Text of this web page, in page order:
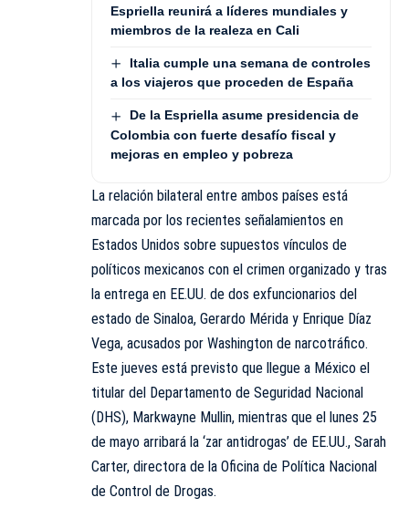
Espriella reunirá a líderes mundiales y
miembros de la realeza en Cali
Italia cumple una semana de controles
a los viajeros que proceden de España
De la Espriella asume presidencia de
Colombia con fuerte desafío fiscal y
mejoras en empleo y pobreza
La relación bilateral entre ambos países está
marcada por los recientes señalamientos en
Estados Unidos sobre supuestos vínculos de
políticos mexicanos con el crimen organizado y tras
la entrega en EE.UU. de dos exfuncionarios del
estado de Sinaloa, Gerardo Mérida y Enrique Díaz
Vega, acusados por Washington de narcotráfico.
Este jueves está previsto que llegue a México el
titular del Departamento de Seguridad Nacional
(DHS), Markwayne Mullin, mientras que el lunes 25
de mayo arribará la ‘zar antidrogas’ de EE.UU., Sarah
Carter, directora de la Oficina de Política Nacional
de Control de Drogas.